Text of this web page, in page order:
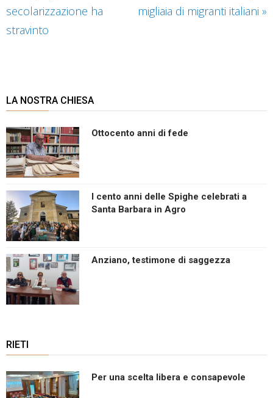
secolarizzazione ha
stravinto
migliaia di migranti italiani »
LA NOSTRA CHIESA
Ottocento anni di fede
I cento anni delle Spighe celebrati a
Santa Barbara in Agro
Anziano, testimone di saggezza
RIETI
Per una scelta libera e consapevole